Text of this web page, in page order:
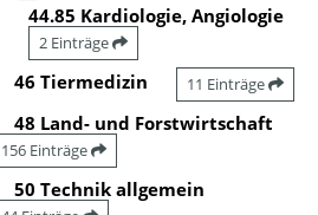
44.85 Kardiologie, Angiologie
2 Einträge
46 Tiermedizin 11 Einträge
48 Land- und Forstwirtschaft
156 Einträge
50 Technik allgemein